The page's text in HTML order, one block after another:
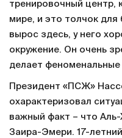
тренировочный центр,
мире, и это толчок
вырос здесь, у него
окружение. Он очень
делает феноменальные
Президент «ПСЖ»
охарактеризовал
важный факт – что
Заира-Эмери. 17-